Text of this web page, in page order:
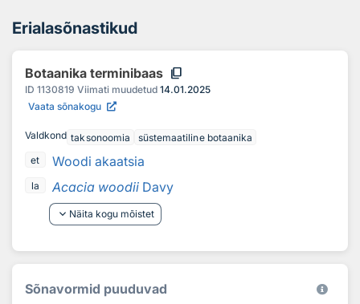
Erialasõnastikud
Botaanika terminibaas content_copy
ID 1130819 Viimati muudetud 14.01.2025
Vaata sõnakogu
Valdkond taksonoomia
süstemaatiline botaanika
et
Woodi akaatsia
la Acacia woodii Davy
keyboard_arrow_down Näita kogu mõistet
Sõnavormid puuduvad